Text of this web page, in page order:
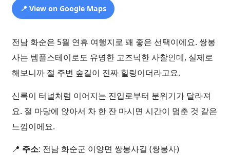
📍 View on Google Maps
전남 화순은 5월 연휴 여행지로 꽤 좋은 선택이에요. 쌍봉
사는 템플스테이로도 유명한 고즈넉한 사찰인데, 실제로
해보니까 절 주변 숲길이 진짜 힐링이더라고요.
신록이 터널처럼 이어지는 진입로부터 분위기가 달라져
요. 절 마당에 앉아서 차 한 잔 마시면 시간이 멈춘 것 같은
느낌이에요.
📍 주소: 전남 화순군 이양면 쌍봉사길 (쌍봉사)